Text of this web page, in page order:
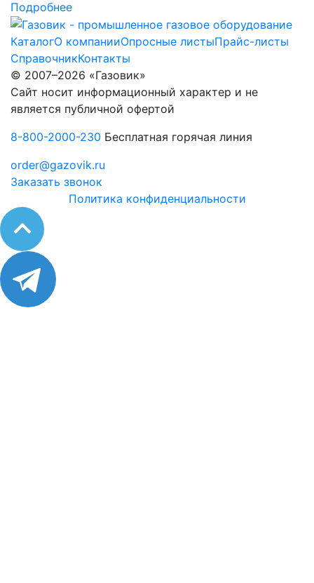
Подробнее
КаталогО компанииОпросные листыПрайс-листы
СправочникКонтакты
© 2007–2026 «Газовик»
Сайт носит информационный характер и не
является публичной офертой
8-800-2000-230 Бесплатная горячая линия
order@gazovik.ru
Заказать звонок
Политика конфиденциальности